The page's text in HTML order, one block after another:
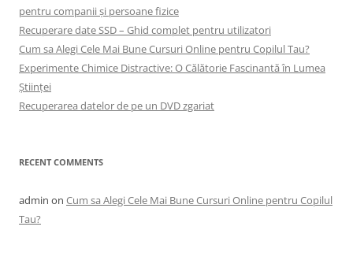
pentru companii și persoane fizice
Recuperare date SSD – Ghid complet pentru utilizatori
Cum sa Alegi Cele Mai Bune Cursuri Online pentru Copilul Tau?
Experimente Chimice Distractive: O Călătorie Fascinantă în Lumea
Științei
Recuperarea datelor de pe un DVD zgariat
RECENT COMMENTS
admin on Cum sa Alegi Cele Mai Bune Cursuri Online pentru Copilul
Tau?